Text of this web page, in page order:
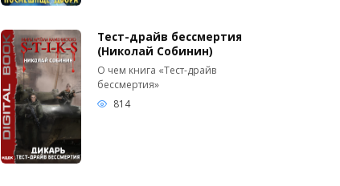
Тест-драйв бессмертия
(Николай Собинин)
О чем книга «Тест-драйв
бессмертия»
814